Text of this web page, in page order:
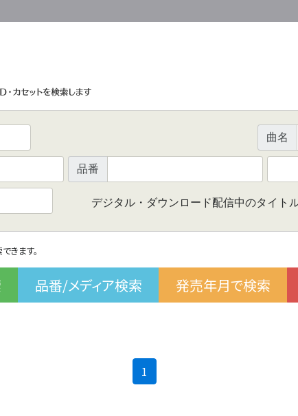
曲名
品番
デジタル・ダウンロード配信中のタイト
きます。
品番/メディア検索 発売年月で検索
1